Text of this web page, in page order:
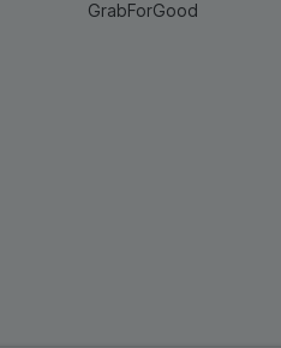
GrabForGood